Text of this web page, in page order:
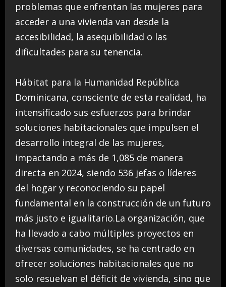
problemas que enfrentan las mujeres para
acceder a una vivienda van desde la
accesibilidad, la asequibilidad o las
dificultades para su tenencia.
Hábitat para la Humanidad República
Dominicana, consciente de esta realidad, ha
intensificado sus esfuerzos para brindar
soluciones habitacionales que impulsen el
desarrollo integral de las mujeres,
impactando a más de 1,085 de manera
directa en 2024, siendo 536 jefas o líderes
del hogar y reconociendo su papel
fundamental en la construcción de un futuro
más justo e igualitario.La organización, que
ha llevado a cabo múltiples proyectos en
diversas comunidades, se ha centrado en
ofrecer soluciones habitacionales que no
solo resuelvan el déficit de vivienda, sino que